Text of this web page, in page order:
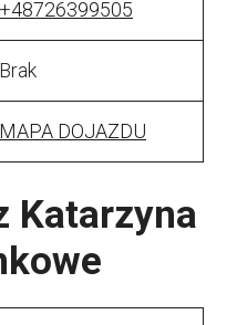
+48726399505
Brak
MAPA DOJAZDU
Katarzyna